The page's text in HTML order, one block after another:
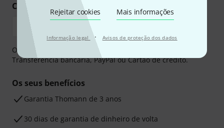
Rejeitar cookies Mais informações
Informação legal · Avisos de proteção dos dados
Compre e pague em segurança
O pagamento pode ser feito de forma segura através de
Transferência bancária, PayPal ou Cartão de crédito.
Os seus benefícios
Garantia Thomann de 3 anos
30 dias de garantia de dinheiro de volta